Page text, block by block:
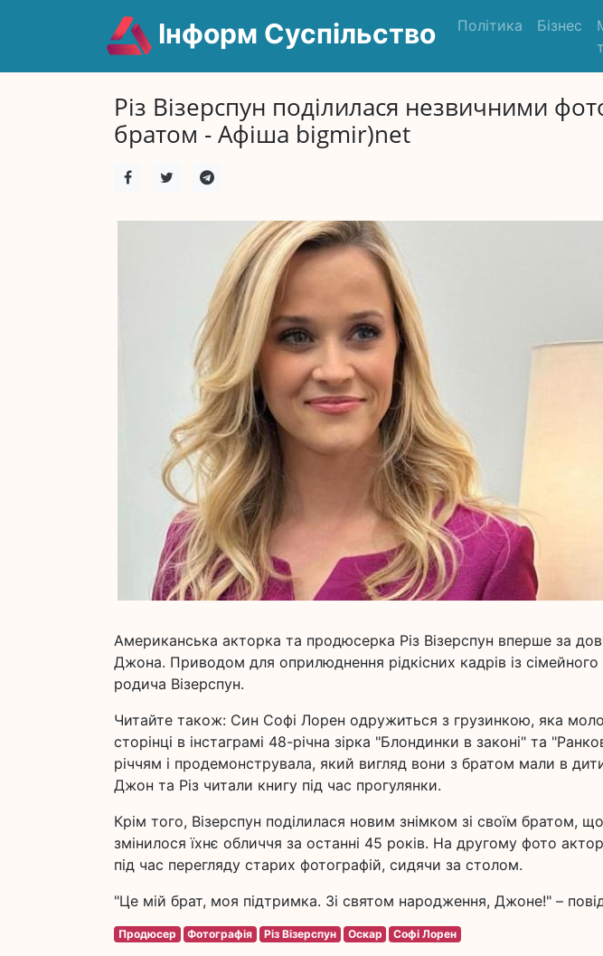
Інформ Суспільство Політика Бізнес
Різ Візерспун поділилася незвичними
братом - Афіша bigmir)net
Американська акторка та продюсерка Різ Візерспун вперше за
Джона. Приводом для оприлюднення рідкісних кадрів із
родича Візерспун.
Читайте також: Син Софі Лорен одружиться з грузинкою, яка
сторінці в інстаграмі 48-річна зірка "Блондинки в законі" та
річчям і продемонструвала, який вигляд вони з братом мали в
Джон та Різ читали книгу під час прогулянки.
Крім того, Візерспун поділилася новим знімком зі своїм братом,
змінилося їхнє обличчя за останні 45 років. На другому фото
під час перегляду старих фотографій, сидячи за столом.
"Це мій брат, моя підтримка. Зі святом народження, Джоне!" –
Продюсер Фотографія Різ Візерспун Оскар Софі Лорен